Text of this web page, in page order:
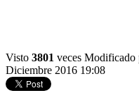
Visto 3801 veces Modificado
Diciembre 2016 19:08